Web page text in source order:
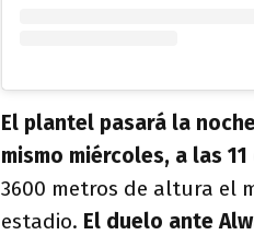
El plantel pasará la
mismo miércoles, a las
3600 metros de altura el
estadio. El duelo ante